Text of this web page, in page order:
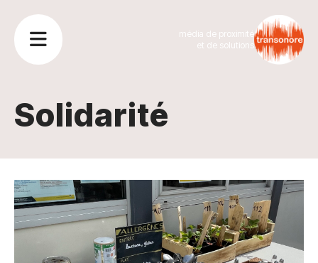
média de proximité
et de solutions
Solidarité